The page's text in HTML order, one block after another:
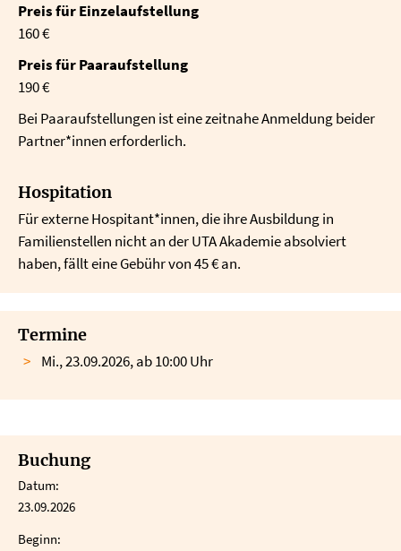
Preis für Einzelaufstellung
160 €
Preis für Paaraufstellung
190 €
Bei Paaraufstellungen ist eine zeitnahe Anmeldung beider
Partner*innen erforderlich.
Hospitation
Für externe Hospitant*innen, die ihre Ausbildung in
Familienstellen nicht an der UTA Akademie absolviert
haben, fällt eine Gebühr von 45 € an.
Termine
Mi., 23.09.2026, ab 10:00 Uhr
Buchung
Datum:
23.09.2026
Beginn: